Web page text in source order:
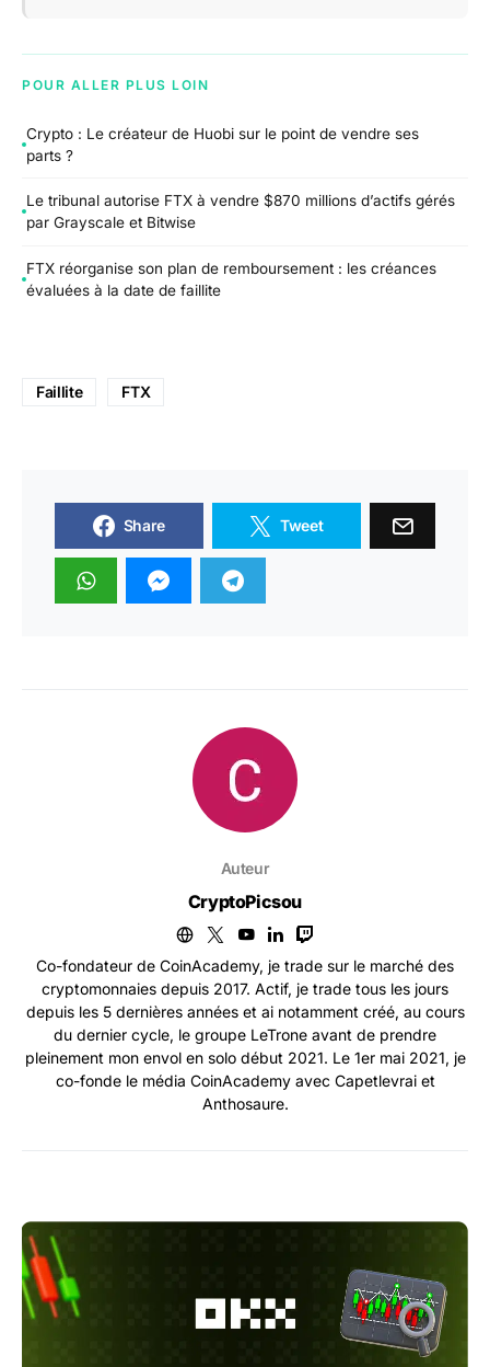
POUR ALLER PLUS LOIN
Crypto : Le créateur de Huobi sur le point de vendre ses
parts ?
Le tribunal autorise FTX à vendre $870 millions d’actifs gérés
par Grayscale et Bitwise
FTX réorganise son plan de remboursement : les créances
évaluées à la date de faillite
Faillite FTX
Share Tweet
Auteur
CryptoPicsou
Co-fondateur de CoinAcademy, je trade sur le marché des
cryptomonnaies depuis 2017. Actif, je trade tous les jours
depuis les 5 dernières années et ai notamment créé, au cours
du dernier cycle, le groupe LeTrone avant de prendre
pleinement mon envol en solo début 2021. Le 1er mai 2021, je
co-fonde le média CoinAcademy avec Capetlevrai et
Anthosaure.